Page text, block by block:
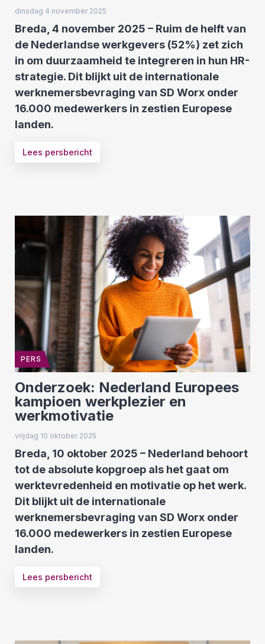
dinsdag 4 november 2025
Breda, 4 november 2025 – Ruim de helft van
de Nederlandse werkgevers (52%) zet zich
in om duurzaamheid te integreren in hun HR-
strategie. Dit blijkt uit de internationale
werknemersbevraging van SD Worx onder
16.000 medewerkers in zestien Europese
landen.
Lees persbericht
PERS
Onderzoek: Nederland Europees
kampioen werkplezier en
werkmotivatie
vrijdag 10 oktober 2025
Breda, 10 oktober 2025 – Nederland behoort
tot de absolute kopgroep als het gaat om
werktevredenheid en motivatie op het werk.
Dit blijkt uit de internationale
werknemersbevraging van SD Worx onder
16.000 medewerkers in zestien Europese
landen.
Lees persbericht